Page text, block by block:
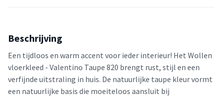
Beschrijving
Een tijdloos en warm accent voor ieder interieur! Het Wollen
vloerkleed - Valentino Taupe 820 brengt rust, stijl en een
verfijnde uitstraling in huis. De natuurlijke taupe kleur vormt
een natuurlijke basis die moeiteloos aansluit bij